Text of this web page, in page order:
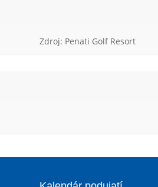
Zdroj: Penati Golf Resort